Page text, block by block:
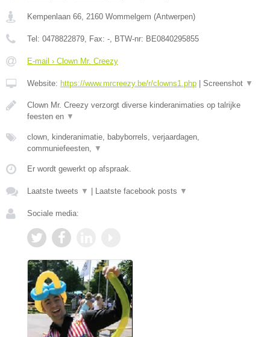
Kempenlaan 66, 2160 Wommelgem (Antwerpen)
Tel: 0478822879, Fax: -, BTW-nr: BE0840295855
E-mail › Clown Mr. Creezy
Website: https://www.mrcreezy.be/r/clowns1.php Screenshot ▼
Clown Mr. Creezy verzorgt diverse kinderanimaties op talrijke
feesten en ▼
clown, kinderanimatie, babyborrels, verjaardagen,
communiefeesten, ▼
Er wordt gewerkt op afspraak.
Laatste tweets ▼ Laatste facebook posts ▼
Sociale media: